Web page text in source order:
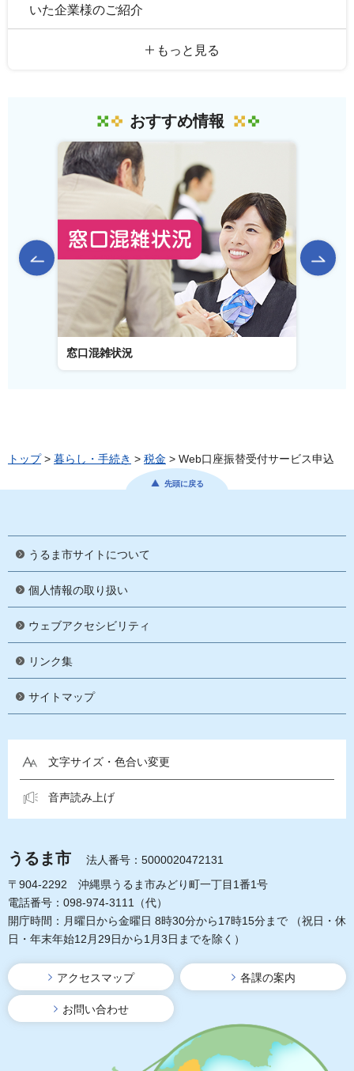
いた企業様のご紹介
もっと見る
おすすめ情報
前のスライドを表示
窓口混雑状況
トップ> 暮らし・手続き > 税金 > Web口座振替受付サービス申込
先頭に戻る
うるま市サイトについて
個人情報の取り扱い
ウェブアクセシビリティ
リンク集
サイトマップ
文字サイズ・色合い変更
音声読み上げ
うるま市
法人番号：5000020472131
〒904-2292 沖縄県うるま市みどり町一丁目1番1号
電話番号：098-974-3111（代）
開庁時間：月曜日から金曜日 8時30分から17時15分まで
（祝日・休
日・年末年始12月29日から1月3日までを除く）
アクセスマップ 各課の案内
お問い合わせ